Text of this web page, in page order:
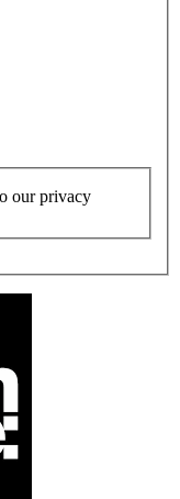
our privacy